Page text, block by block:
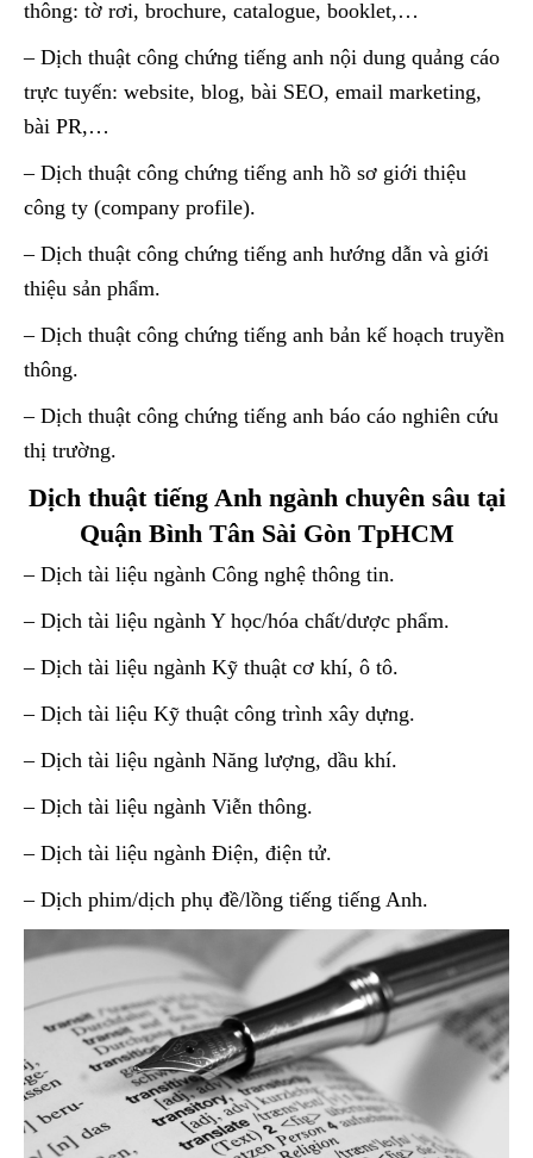
thông: tờ rơi, brochure, catalogue, booklet,…
– Dịch thuật công chứng tiếng anh nội dung quảng cáo
trực tuyến: website, blog, bài SEO, email marketing,
bài PR,…
– Dịch thuật công chứng tiếng anh hồ sơ giới thiệu
công ty (company profile).
– Dịch thuật công chứng tiếng anh hướng dẫn và giới
thiệu sản phẩm.
– Dịch thuật công chứng tiếng anh bản kế hoạch truyền
thông.
– Dịch thuật công chứng tiếng anh báo cáo nghiên cứu
thị trường.
Dịch thuật tiếng Anh ngành chuyên sâu tại
Quận Bình Tân Sài Gòn TpHCM
– Dịch tài liệu ngành Công nghệ thông tin.
– Dịch tài liệu ngành Y học/hóa chất/dược phẩm.
– Dịch tài liệu ngành Kỹ thuật cơ khí, ô tô.
– Dịch tài liệu Kỹ thuật công trình xây dựng.
– Dịch tài liệu ngành Năng lượng, dầu khí.
– Dịch tài liệu ngành Viễn thông.
– Dịch tài liệu ngành Điện, điện tử.
– Dịch phim/dịch phụ đề/lồng tiếng tiếng Anh.